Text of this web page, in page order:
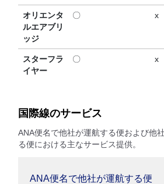
オリエンタ
ルエアブリ
ッジ
〇 x
スターフラ
イヤー
〇 x
国際線のサービス
ANA便名で他社が運航する便および他
る便における主なサービス提供。
ANA便名で他社が運航する便